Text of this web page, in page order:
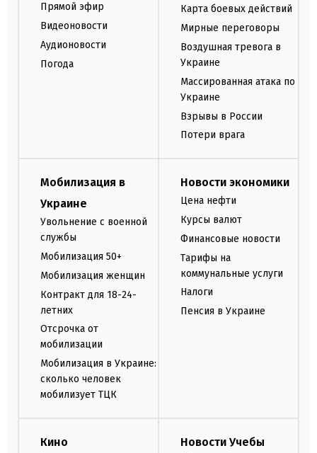
Прямой эфир
Видеоновости
Аудионовости
Погода
Карта боевых действий
Мирные переговоры
Воздушная тревога в
Украине
Массированная атака по
Украине
Взрывы в России
Потери врага
Мобилизация в
Украине
Увольнение с военной
службы
Мобилизация 50+
Мобилизация женщин
Контракт для 18-24-
летних
Отсрочка от
мобилизации
Мобилизация в Украине:
сколько человек
мобилизует ТЦК
Новости экономики
Цена нефти
Курсы валют
Финансовые новости
Тарифы на
коммунальные услуги
Налоги
Пенсия в Украине
Кино Новости Учебы